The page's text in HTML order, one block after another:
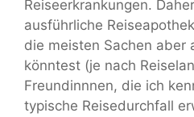
Reiseerkrankungen.
ausführliche
die meisten Sachen aber
könntest (je nach
Freundinnnen, die ich
typische Reisedurchfall